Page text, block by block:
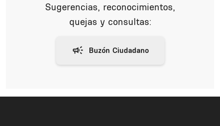
Sugerencias, reconocimientos,
quejas y consultas: